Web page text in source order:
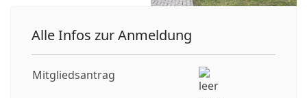
Alle Infos zur Anmeldung
Mitgliedsantrag